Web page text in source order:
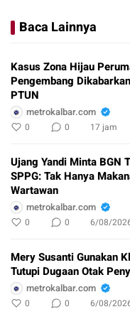
Baca Lainnya
Kasus Zona Hijau
Pengembang
PTUN
metrokalbar.com
0 0 17 jam
Ujang Yandi Minta BGN
SPPG: Tak Hanya
Wartawan
metrokalbar.com
0 0 6/08/
Mery Susanti Gunakan
Tutupi Dugaan Otak
metrokalbar.com
0 0 6/08/